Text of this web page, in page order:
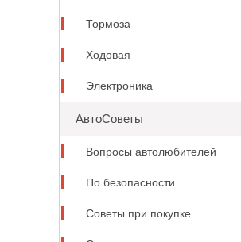
Тормоза
Ходовая
Электроника
АвтоСоветы
Вопросы автолюбителей
По безопасности
Советы при покупке